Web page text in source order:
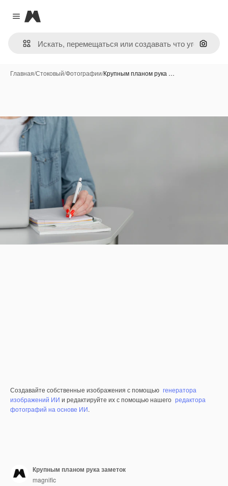
Close menu
Magnific
Поиск
Главная/Стоковый/Фотографии/Крупным планом рука …
Создавайте собственные изображения с помощью генератора
изображений ИИ и редактируйте их с помощью нашего редактора
фотографий на основе ИИ.
Крупным планом рука заметок
magnific